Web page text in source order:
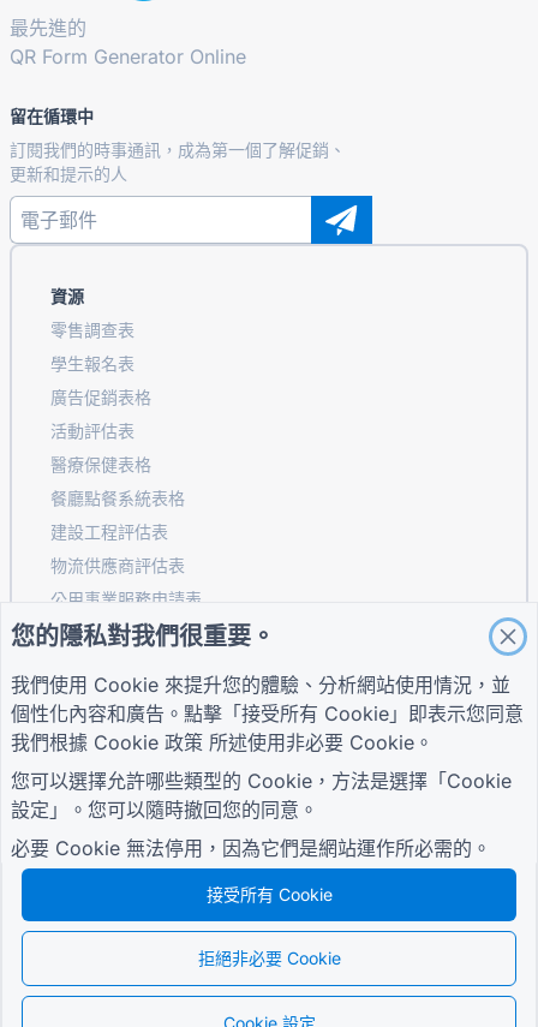
最先進的
QR Form Generator Online
留在循環中
訂閱我們的時事通訊，成為第一個了解促銷、
更新和提示的人
資源
零售調查表
學生報名表
廣告促銷表格
活動評估表
醫療保健表格
餐廳點餐系統表格
建設工程評估表
物流供應商評估表
公用事業服務申請表
客戶參與表
指南
部落格
TIGER FORM指南
公司
聯絡我們
條款
隱私權政策
© 2026 QR Form Generator. All rights reserved.
您的隱私對我們很重要。
我們使用 Cookie 來提升您的體驗、分析網站使用情況，並
個性化內容和廣告。點擊「接受所有 Cookie」即表示您同意
我們根據 Cookie 政策 所述使用非必要 Cookie。
您可以選擇允許哪些類型的 Cookie，方法是選擇「Cookie
設定」。您可以隨時撤回您的同意。
必要 Cookie 無法停用，因為它們是網站運作所必需的。
接受所有 Cookie
拒絕非必要 Cookie
Cookie 設定